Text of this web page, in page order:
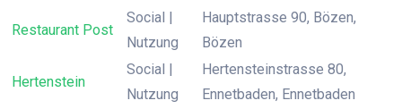
Restaurant Post
Social |
Nutzung
Hauptstrasse 90, Bözen,
Bözen
Hertenstein
Social |
Nutzung
Hertensteinstrasse 80,
Ennetbaden, Ennetbaden